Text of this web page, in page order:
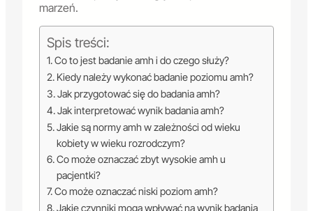
marzeń.
Spis treści:
Co to jest badanie amh i do czego służy?
Kiedy należy wykonać badanie poziomu amh?
Jak przygotować się do badania amh?
Jak interpretować wynik badania amh?
Jakie są normy amh w zależności od wieku
kobiety w wieku rozrodczym?
Co może oznaczać zbyt wysokie amh u
pacjentki?
Co może oznaczać niski poziom amh?
Jakie czynniki mogą wpływać na wynik badania